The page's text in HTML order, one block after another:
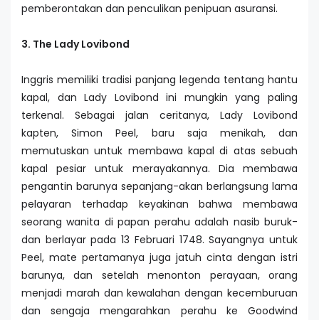
pemberontakan dan penculikan penipuan asuransi.
3. The Lady Lovibond
Inggris memiliki tradisi panjang legenda tentang hantu
kapal, dan Lady Lovibond ini mungkin yang paling
terkenal. Sebagai jalan ceritanya, Lady Lovibond
kapten, Simon Peel, baru saja menikah, dan
memutuskan untuk membawa kapal di atas sebuah
kapal pesiar untuk merayakannya. Dia membawa
pengantin barunya sepanjang-akan berlangsung lama
pelayaran terhadap keyakinan bahwa membawa
seorang wanita di papan perahu adalah nasib buruk-
dan berlayar pada 13 Februari 1748. Sayangnya untuk
Peel, mate pertamanya juga jatuh cinta dengan istri
barunya, dan setelah menonton perayaan, orang
menjadi marah dan kewalahan dengan kecemburuan
dan sengaja mengarahkan perahu ke Goodwind